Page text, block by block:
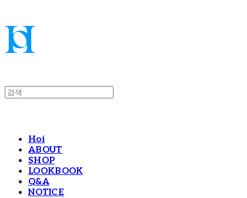
Hoi
ABOUT
SHOP
LOOKBOOK
Q&A
NOTICE